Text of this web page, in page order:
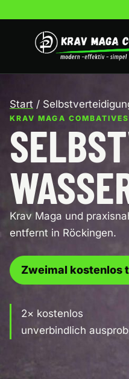
springen
Start /
KRAV MAGA
Krav Maga und
entfernt in Röckingen.
Zweimal kostenlos
2× kostenlos
unverbindlich